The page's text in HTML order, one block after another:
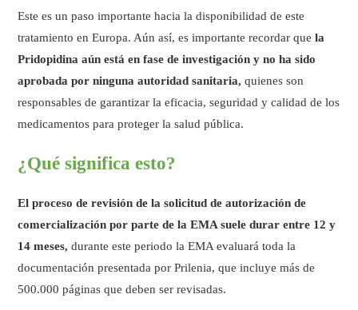
Este es un paso importante hacia la disponibilidad de este
tratamiento en Europa. Aún así, es importante recordar quela
Pridopidina aún está en fase de investigación y no ha sido
aprobada por ninguna autoridad sanitaria, quienes son
responsables de garantizar la eficacia, seguridad y calidad de los
medicamentos para proteger la salud pública.
¿Qué significa esto?
El proceso de revisión de la solicitud de autorización de
comercialización por parte de la EMA suele durar entre 12 y
14 meses, durante este periodo la EMA evaluará toda la
documentación presentada por Prilenia, que incluye más de
500.000 páginas que deben ser revisadas.